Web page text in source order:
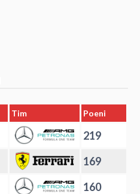
Tim Poeni
219
169
160